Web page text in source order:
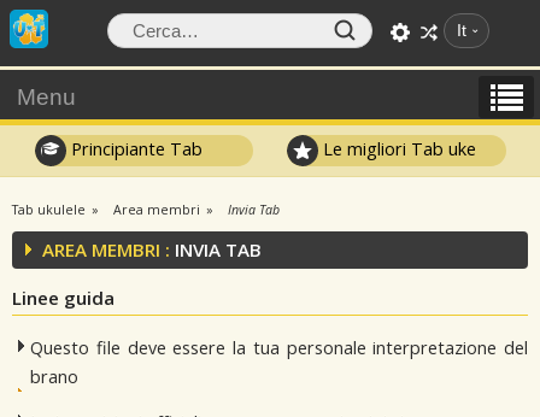
It
Menu
Principiante Tab Le migliori Tab uke
Tab ukulele Area membri Invia Tab
AREA MEMBRI : INVIA TAB
Linee guida
Questo file deve essere la tua personale interpretazione del
brano